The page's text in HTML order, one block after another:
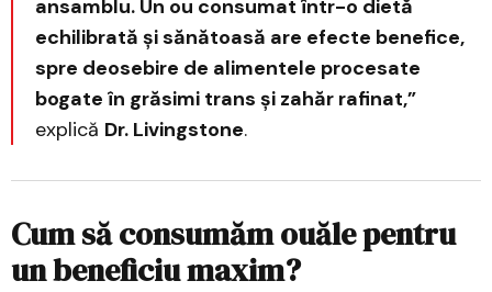
ansamblu. Un ou consumat într-o dietă
echilibrată și sănătoasă are efecte benefice,
spre deosebire de alimentele procesate
bogate în grăsimi trans și zahăr rafinat,”
explică Dr. Livingstone.
Cum să consumăm ouăle pentru
un beneficiu maxim?